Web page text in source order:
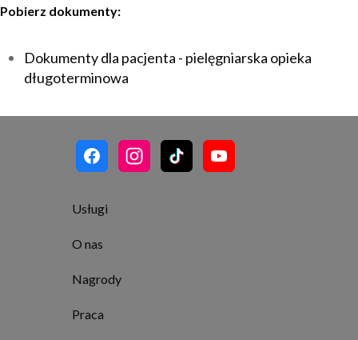
Pobierz dokumenty:
Dokumenty dla pacjenta - pielęgniarska opieka
długoterminowa
Usługi
O nas
Nagrody
Praca